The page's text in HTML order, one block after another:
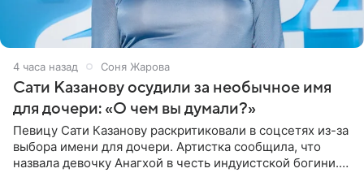
4 часа назад Соня Жарова
Сати Казанову осудили за необычное имя
для дочери: «О чем вы думали?»
Певицу Сати Казанову раскритиковали в соцсетях из-за
выбора имени для дочери. Артистка сообщила, что
назвала девочку Анагхой в честь индуистской богини.